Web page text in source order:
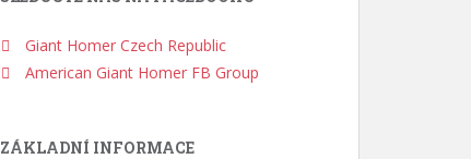
Giant Homer Czech Republic
American Giant Homer FB Group
ZÁKLADNÍ INFORMACE